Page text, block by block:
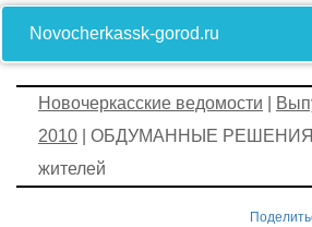
Novocherkassk-gorod.ru
Новочеркасские ведомости
2010 | ОБДУМАННЫЕ РЕШЕНИЯ
жителей